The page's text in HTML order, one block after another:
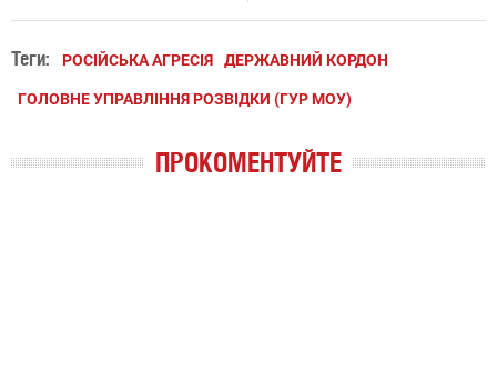
Теги: РОСІЙСЬКА АГРЕСІЯ ДЕРЖАВНИЙ КОРДОН
ГОЛОВНЕ УПРАВЛІННЯ РОЗВІДКИ (ГУР МОУ)
ПРОКОМЕНТУЙТЕ